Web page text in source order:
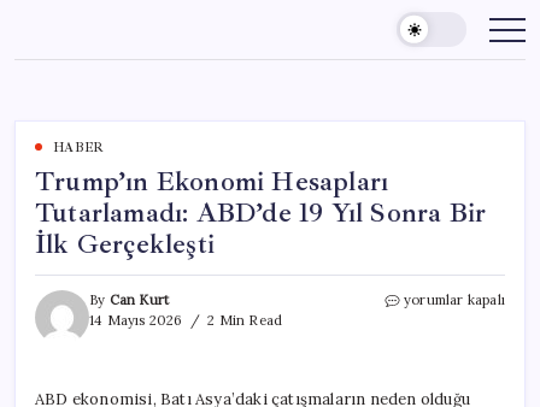
content
HABER
Trump’ın Ekonomi Hesapları
Tutarlamadı: ABD’de 19 Yıl Sonra Bir
İlk Gerçekleşti
By Can Kurt
14 Mayıs 2026
2 Min Read
Trump’ın
19
yorumlar kapalı
ABD ekonomisi, Batı Asya’daki çatışmaların neden olduğu